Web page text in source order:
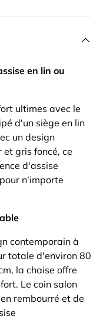
en lin ou
ultimes avec le
d'un siège en lin
un design
gris foncé, ce
d'assise
n'importe
contemporain à
totale d'environ 80
la chaise offre
Le coin salon
rembourré et de